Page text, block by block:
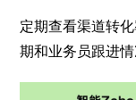
定期查看渠道转
期和业务员跟进